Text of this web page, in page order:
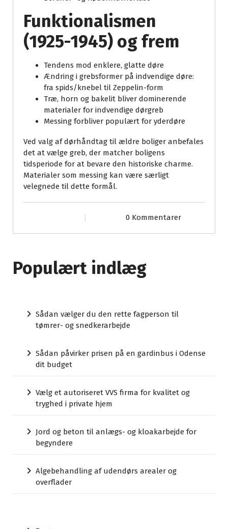
Funktionalismen
(1925-1945) og frem
Tendens mod enklere, glatte døre
Ændring i grebsformer på indvendige døre:
fra spids/knebel til Zeppelin-form
Træ, horn og bakelit bliver dominerende
materialer for indvendige dørgreb
Messing forbliver populært for yderdøre
Ved valg af dørhåndtag til ældre boliger anbefales
det at vælge greb, der matcher boligens
tidsperiode for at bevare den historiske charme.
Materialer som messing kan være særligt
velegnede til dette formål.
0 Kommentarer
Populært indlæg
Sådan vælger du den rette fagperson til
tømrer- og snedkerarbejde
Sådan påvirker prisen på en gardinbus i Odense
dit budget
Vælg et autoriseret VVS firma for kvalitet og
tryghed i private hjem
Jord og beton til anlægs- og kloakarbejde for
begyndere
Algebehandling af udendørs arealer og
overflader